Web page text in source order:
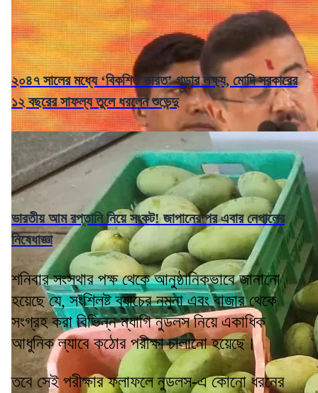
২০৪৭ সালের মধ্যে ‘বিকশিত ভারত’ গড়ার লক্ষ্য, মোদি সরকারের
১২ বছরের সাফল্য তুলে ধরলেন শুভেন্দু
ভারতীয় আম রপ্তানি নিয়ে সংকট! জাপানের পর এবার নেপালের
নিষেধাজ্ঞা
শনিবার সংস্থার পক্ষ থেকে আনুষ্ঠানিকভাবে জানানো
হয়েছে যে, সংশ্লিষ্ট ব্যাচের নমুনা এবং বাজার থেকে
সংগ্রহ করা বিভিন্ন ম্যাগি নুডলস নিয়ে একাধিক
আধুনিক ল্যাবে কঠোর পরীক্ষা চালানো হয়েছে।
তবে সেই পরীক্ষার ফলাফলে নুডলস-এ কোনো ধরনের